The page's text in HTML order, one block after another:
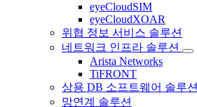
eyeCloudSIM
eyeCloudXOAR
위협 정보 서비스 솔루션
네트워크 인프라 솔루션
Arista Networks
TiFRONT
상용 DB 소프트웨어 솔루션
망연계 솔루션